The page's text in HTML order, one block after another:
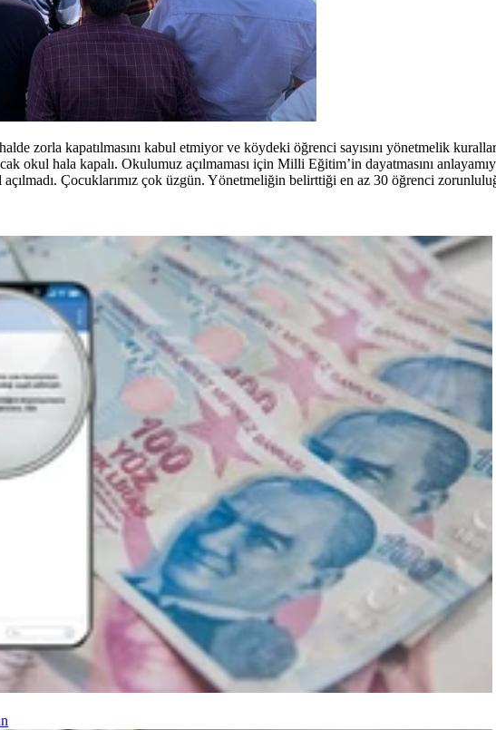
zorla kapatılmasını kabul etmiyor ve köydeki öğrenci sayısını yönetmelik
okul hala kapalı. Okulumuz açılmaması için Milli Eğitim’in dayatmasını
Çocuklarımız çok üzgün. Yönetmeliğin belirttiği en az 30 öğrenci